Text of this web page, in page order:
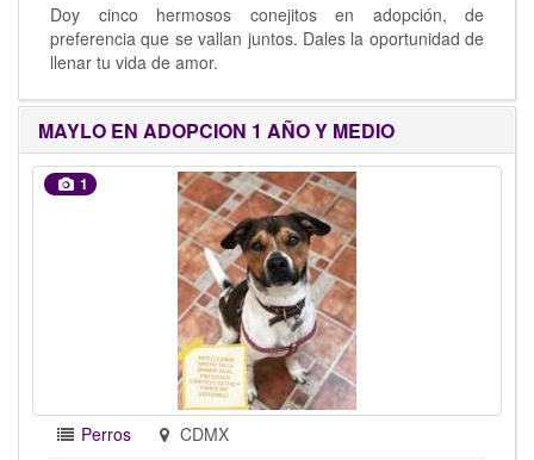
Doy cinco hermosos conejitos en adopción, de
preferencia que se vallan juntos. Dales la oportunidad de
llenar tu vida de amor.
MAYLO EN ADOPCION 1 AÑO Y MEDIO
1
Perros
CDMX